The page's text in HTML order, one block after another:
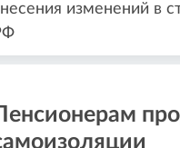
изменений в